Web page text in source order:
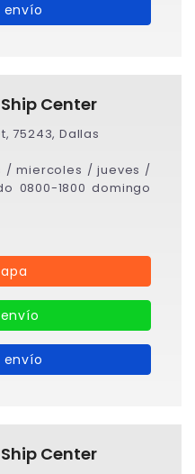
Center
75243, Dallas
/ miercoles / jueves /
0800-1800 domingo
Center